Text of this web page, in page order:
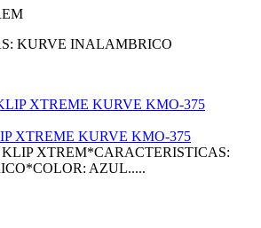
KURVE INALAMBRICO
XTREME KURVE KMO-375
XTREM*CARACTERISTICAS:
AZUL.....